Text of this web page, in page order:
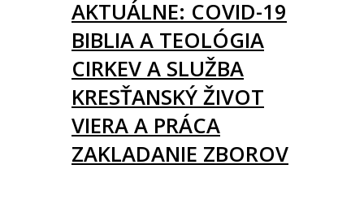
AKTUÁLNE: COVID-19
BIBLIA A TEOLÓGIA
CIRKEV A SLUŽBA
KRESŤANSKÝ ŽIVOT
VIERA A PRÁCA
ZAKLADANIE ZBOROV